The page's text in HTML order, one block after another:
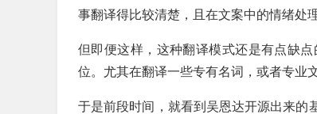
事翻译得比较清楚，且在文案中的情绪处
但即便这样，这种翻译模式还是有点缺
位。尤其在翻译一些专有名词，或者专业
于是前段时间，就看到吴恩达开源出来的